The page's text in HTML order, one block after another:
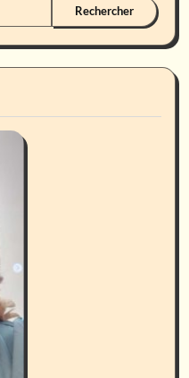
Rechercher